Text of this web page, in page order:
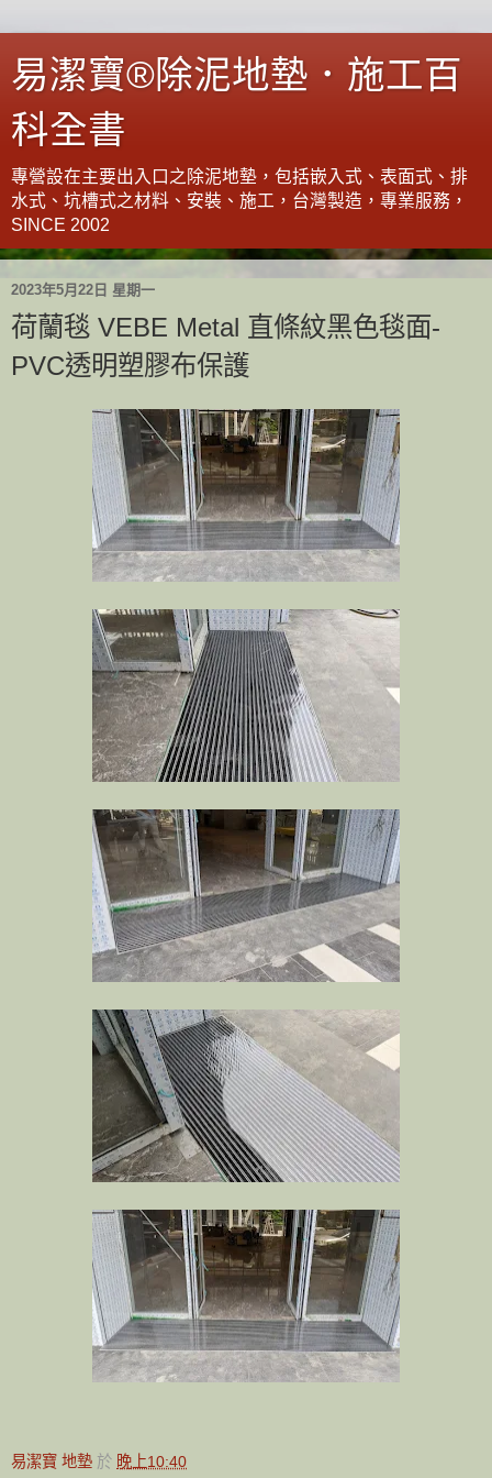
易潔寶®除泥地墊．施工百
科全書
專營設在主要出入口之除泥地墊，包括嵌入式、表面式、排
水式、坑槽式之材料、安裝、施工，台灣製造，專業服務，
SINCE 2002
2023年5月22日 星期一
荷蘭毯 VEBE Metal 直條紋黑色毯面-
PVC透明塑膠布保護
易潔寶 地墊 於 晚上10:40